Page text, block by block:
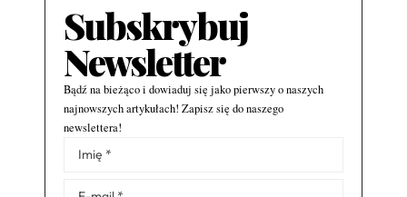
Subskrybuj
Newsletter
Bądź na bieżąco i dowiaduj się jako pierwszy o naszych
najnowszych artykułach! Zapisz się do naszego
newslettera!
Alternative: